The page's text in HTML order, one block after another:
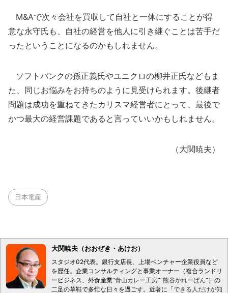
M&Aで次々会社を買収して自社と一体にすることが得
意な永守氏も、自社の経営を他人に引き継ぐことは苦手だ
ったということになるのかもしれません。
ソフトバンクの孫正義氏やユニクロの柳井正氏などもま
た、同じお悩みをお持ちのように見受けられます。後継者
問題は成功を重ねてきたカリスマ経営者にとって、最後で
かつ最大の経営課題であると言っていいかもしれません。
（大関暁夫）
日本電産
大関暁夫（おおぜき・あけお）
スタジオ02代表。銀行支店長、上場ベンチャー企業役員など
を歴任。企業コンサルティングと事業オーナー（複合ランドリ
ービジネス、外食産業“青山カレー工房”“熊谷かれーぱん”）の
二足の草鞋で多忙な日々を過ごす。近著に「できる人だけが知